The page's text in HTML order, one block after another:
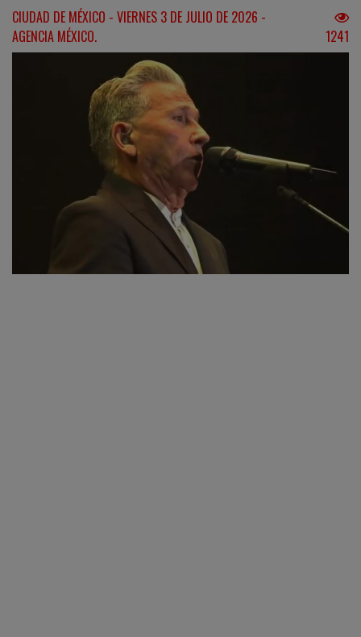
CIUDAD DE MÉXICO - VIERNES 3 DE JULIO DE 2026 -
AGENCIA MÉXICO.
1241